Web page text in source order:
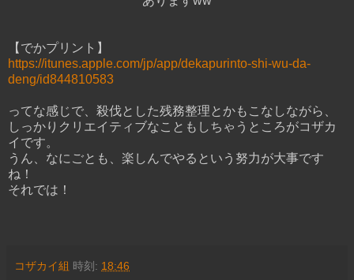
【でかプリント】
https://itunes.apple.com/jp/app/dekapurinto-shi-wu-da-
deng/id844810583
ってな感じで、殺伐とした残務整理とかもこなしながら、
しっかりクリエイティブなこともしちゃうところがコザカ
イです。
うん、なにごとも、楽しんでやるという努力が大事です
ね！
それでは！
コザカイ組 時刻: 18:46